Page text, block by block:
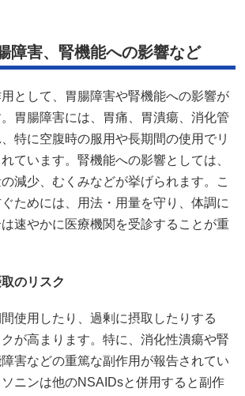
障害、腎機能への影響など
として、胃腸障害や腎機能への影響が
胃腸障害には、胃痛、胃潰瘍、消化管
特に空腹時の服用や長期間の使用でリ
ています。​腎機能への影響としては、
減少、むくみなどが挙げられます。​こ
ためには、用法・用量を守り、体調に
速やかに医療機関を受診することが重
のリスク
使用したり、過剰に摂取したりする
が高まります。​特に、消化性潰瘍や腎
害などの重篤な副作用が報告されてい
ニンは他のNSAIDsと併用すると副作